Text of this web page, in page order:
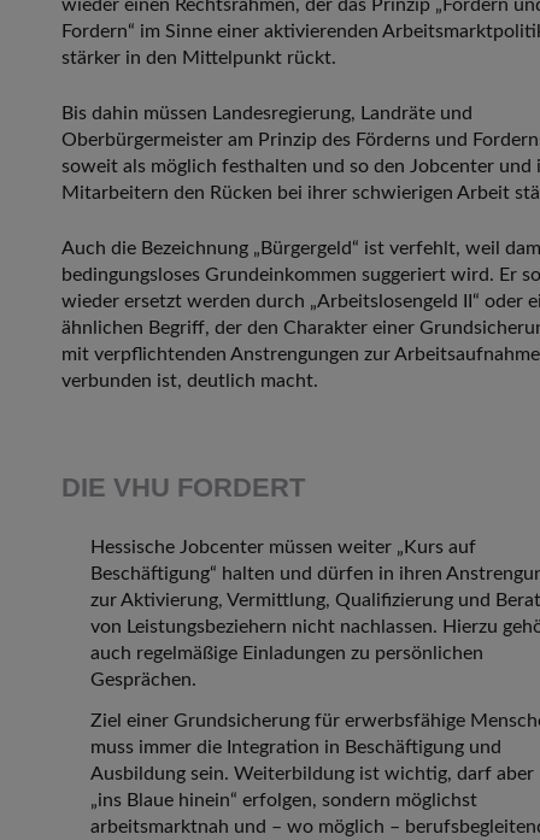
wieder einen Rechtsrahmen, der das Prinzip „Fördern
Fordern“ im Sinne einer aktivierenden
stärker in den Mittelpunkt rückt.
Bis dahin müssen Landesregierung, Landräte und
Oberbürgermeister am Prinzip des Förderns und
soweit als möglich festhalten und so den Jobcenter und
Mitarbeitern den Rücken bei ihrer schwierigen Arbeit
Auch die Bezeichnung „Bürgergeld“ ist verfehlt, weil
bedingungsloses Grundeinkommen suggeriert wird. Er
wieder ersetzt werden durch „Arbeitslosengeld II“ oder
ähnlichen Begriff, der den Charakter einer
mit verpflichtenden Anstrengungen zur Arbeitsaufnahme
verbunden ist, deutlich macht.
DIE VHU FORDERT
Hessische Jobcenter müssen weiter „Kurs auf
Beschäftigung“ halten und dürfen in ihren
zur Aktivierung, Vermittlung, Qualifizierung und
von Leistungsbeziehern nicht nachlassen. Hierzu
auch regelmäßige Einladungen zu persönlichen
Gesprächen.
Ziel einer Grundsicherung für erwerbsfähige
muss immer die Integration in Beschäftigung und
Ausbildung sein. Weiterbildung ist wichtig, darf aber
„ins Blaue hinein“ erfolgen, sondern möglichst
arbeitsmarktnah und – wo möglich –